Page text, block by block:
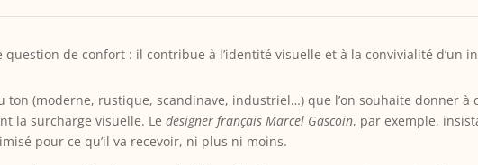
question de confort : il contribue à l’identité visuelle et à la convivialité d’un
ton (moderne, rustique, scandinave, industriel…) que l’on souhaite donner à
la surcharge visuelle. Ledesigner français Marcel Gascoin, par exemple,
pour ce qu’il va recevoir, ni plus ni moins.